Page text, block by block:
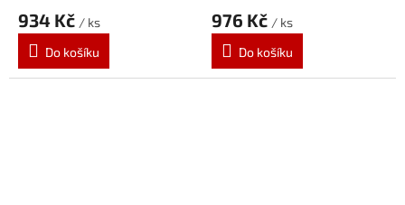
934 Kč / ks
Do košíku
976 Kč / ks
Do košíku